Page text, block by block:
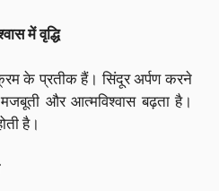
में वृद्धि
के प्रतीक हैं। सिंदूर अर्पण करने
और आत्मविश्वास बढ़ता है।
है।